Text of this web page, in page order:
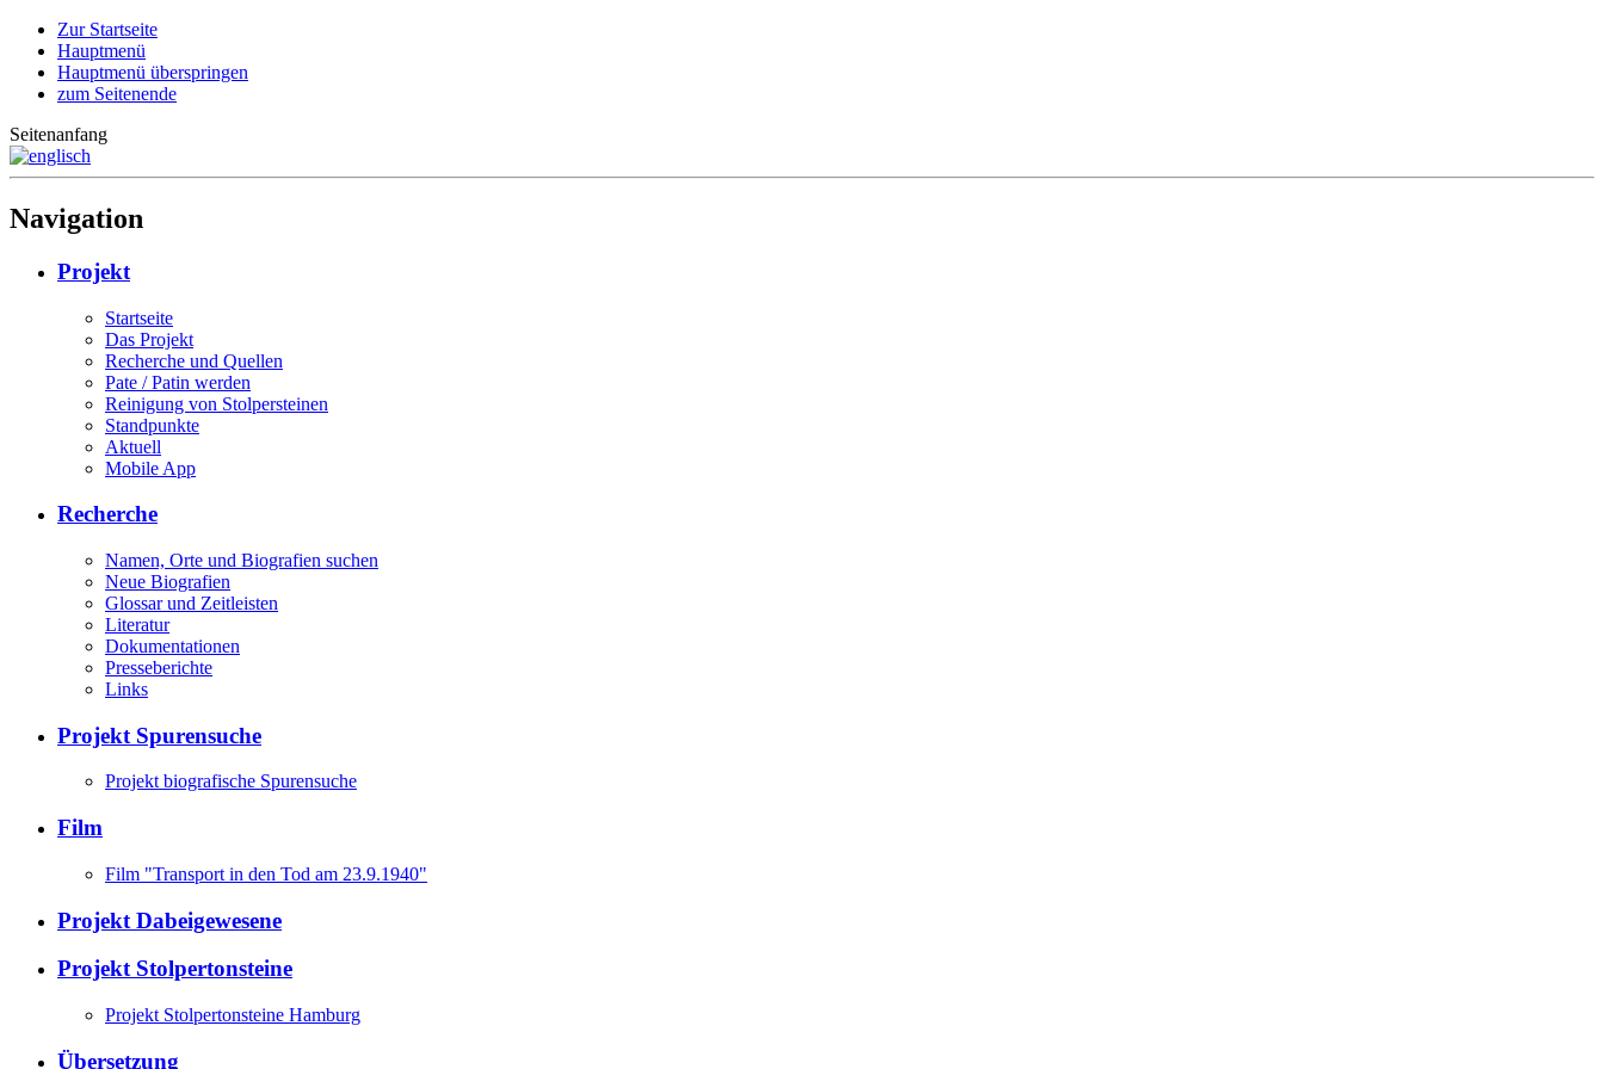
Zur Startseite
Hauptmenü
Hauptmenü überspringen
zum Seitenende
Seitenanfang
Navigation
Projekt
Startseite
Das Projekt
Recherche und Quellen
Pate / Patin werden
Reinigung von Stolpersteinen
Standpunkte
Aktuell
Mobile App
Recherche
Namen, Orte und Biografien suchen
Neue Biografien
Glossar und Zeitleisten
Literatur
Dokumentationen
Presseberichte
Links
Projekt Spurensuche
Projekt biografische Spurensuche
Film
Film "Transport in den Tod am 23.9.1940"
Projekt Dabeigewesene
Projekt Stolpertonsteine
Projekt Stolpertonsteine Hamburg
Übersetzung